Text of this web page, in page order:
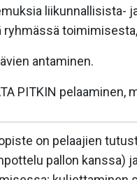
liikunnallisista-
ryhmässä
antaminen.
PITKIN pelaaminen,
on pelaajien
pallon kanssa)